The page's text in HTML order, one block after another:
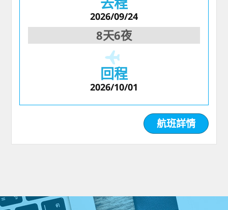
2026/09/24
8天6夜
回程
2026/10/01
航班詳情